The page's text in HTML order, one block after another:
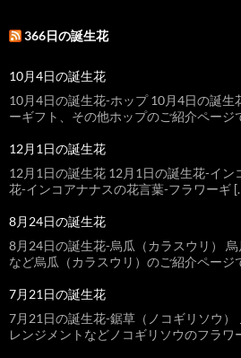
366日の誕生花
10月4日の誕生花
10月4日の誕生花-ホップ 10月4日の誕生
ーギフト、その他ホップのご紹介ページ
12月1日の誕生花
12月1日の誕生花 12月1日の誕生花-イン
花-インコアナナスの花言葉-フラワーギ
8月24日の誕生花
8月24日の誕生花-烏瓜（カラスウリ）
など烏瓜（カラスウリ）のご紹介ページ
7月21日の誕生花
7月21日の誕生花-鋸草（ノコギリソウ）
レンジメントなどノコギリソウのフラワ